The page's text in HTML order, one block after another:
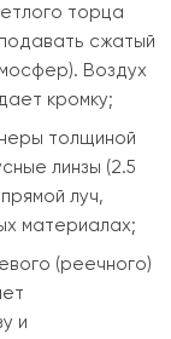
торца
сжатый
Воздух
кромку;
толщиной
линзы (2.5
луч,
материалах;
(реечного)
и